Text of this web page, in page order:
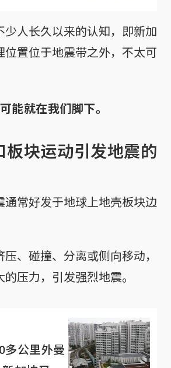
少人长久以来的认知，即新加
位置位于地震带之外，不太可
能就在我们脚下。
板块运动引发地震的
通常好发于地球上地壳板块边
、碰撞、分离或侧向移动，
压力，引发强烈地震。
多公里外曼